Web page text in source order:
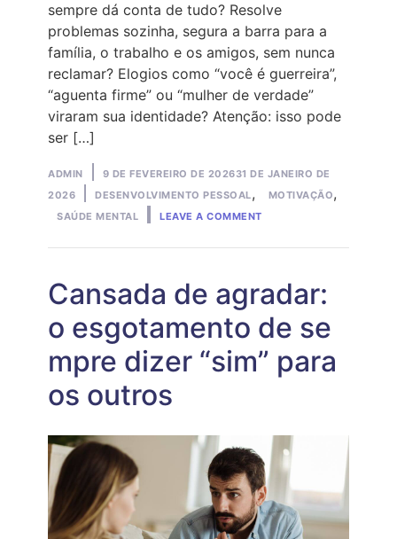
sempre dá conta de tudo? Resolve
problemas sozinha, segura a barra para a
família, o trabalho e os amigos, sem nunca
reclamar? Elogios como “você é guerreira”,
“aguenta firme” ou “mulher de verdade”
viraram sua identidade? Atenção: isso pode
ser […]
Posted
by
ADMIN 9 DE FEVEREIRO DE 202631 DE JANEIRO DE
2026
Posted
in
DESENVOLVIMENTO PESSOAL, MOTIVAÇÃO,
SAÚDE MENTAL LEAVE A COMMENT
MULHER
PREÇO
DE
NUNCA
PEDIR
AJUDA
Cansada de agradar:
o esgotamento de se
mpre dizer “sim” para
os outros